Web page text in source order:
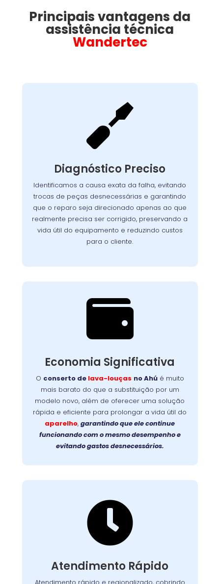
Principais vantagens da
assistência técnica
Wandertec

Diagnóstico Preciso
Identificamos a causa exata da falha, evitando
trocas de peças desnecessárias e garantindo
que o reparo seja direcionado apenas ao que
realmente precisa ser corrigido, preservando a
vida útil do equipamento e reduzindo custos
para o cliente.
Avaliação Técnica
Detalhada
Nosso processo detalhado garante que cada
com atenção. Utilizamos equipamentos de
a origem dos problemas.
Assim, evitamos
reparos desnecessários, preservamos a vida útil
do aparelho e asseguramos que o cliente
pague apenas pelo que realmente precisa ser
corrigido.

Economia Significativa
O conserto de lava-louças no Ahúé muito
mais barato do que a substituição por um
modelo novo, além de oferecer uma solução
rápida e eficiente para prolongar a vida útil do
aparelho,garantindo que ele continue
funcionando com o mesmo desempenho e
evitando gastos desnecessários.
Custo-Benefício
Garantido
equipamento é simples e rápido. O
conserto
durabilidade, evita trocas caras e devolve a
eficiência original ao seu aparelho.
Faça a
escolha inteligente:
prolongue a vida útil da
sua lava-louças com um reparo profissional e
de qualidade!

Atendimento Rápido
Suporte Ágil e Eficiente
Com equipes preparadas e logística eficiente,
chegamos até você com agilidade, em
região metropolitana
atendimento é planejado para solucionar o
problema no menor tempo possível,